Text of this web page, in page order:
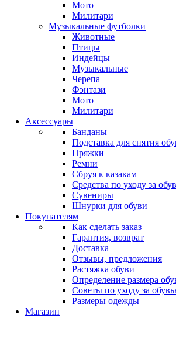
Мото
Милитари
Музыкальные футболки
Животные
Птицы
Индейцы
Музыкальные
Черепа
Фэнтази
Мото
Милитари
Аксессуары
Банданы
Подставка для снятия
Пряжки
Ремни
Сбруя к казакам
Средства по уходу за
Сувениры
Шнурки для обуви
Покупателям
Как сделать заказ
Гарантия, возврат
Доставка
Отзывы, предложения
Растяжка обуви
Определение размера
Советы по уходу за
Размеры одежды
Магазин